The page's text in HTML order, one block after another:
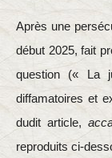
Après une
début 2025, fait
question (« La
diffamatoires et
dudit article,
reproduits ci-